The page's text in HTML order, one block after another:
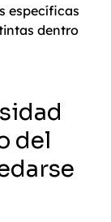
específicas
dentro
del